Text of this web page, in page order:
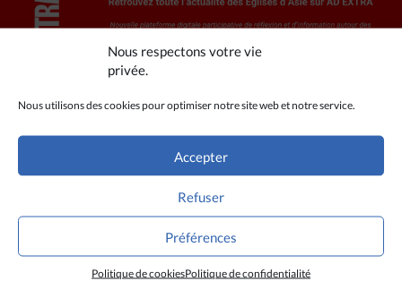
Nous respectons votre vie
privée.
Nous utilisons des cookies pour optimiser notre site web et notre service.
Accepter
Refuser
Préférences
Politique de cookiesPolitique de confidentialité
A LIRE AUSSI